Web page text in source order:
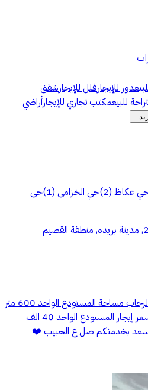
دور للإيجارفلل للإيجارشقق
للبيعمكتب تجاري للإيجارأراضي
عكاظ(
2
)حي الخزامى(
1
)حي
للإيجار مستودعين في بريدة حي الرحاب مساحة المستودع الواحد 600 متر
كذالك يوجد غرف عماله للإيجار سعر إيجار المستودع الواحد 40 الف
نسعد بخدمتكم صل ع الحبيب ❤️